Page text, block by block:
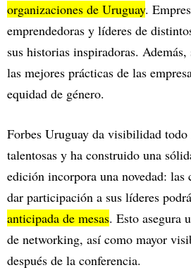
organizaciones de Uruguay.
emprendedoras y líderes de
sus historias inspiradoras.
las mejores prácticas de las
equidad de género.
Forbes Uruguay da visibilidad todo
talentosas y ha construido una
edición incorpora una novedad: las
dar participación a sus líderes
anticipada de mesas. Esto asegura
de networking, así como mayor
después de la conferencia.